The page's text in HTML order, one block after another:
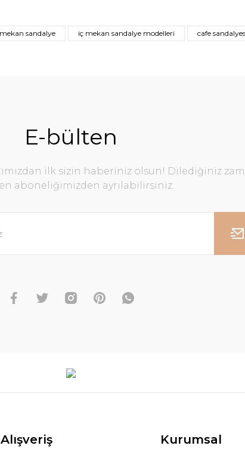
sandalye iç mekan sandalye modelleri cafe
E-bülten
ilk sizin haberiniz olsun! Dilediğiniz
aboneliğimizden ayrılabilirsiniz.
Alışveriş Kurumsal